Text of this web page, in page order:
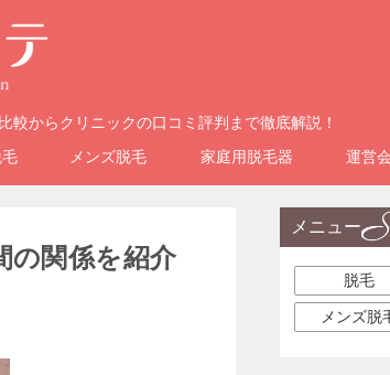
からクリニックの口コミ評判まで徹底解説！
メンズ脱毛 家庭用脱毛器 運営
の関係を紹介
メニュー
脱毛
メンズ脱